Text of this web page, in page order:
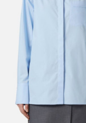
цены
цены